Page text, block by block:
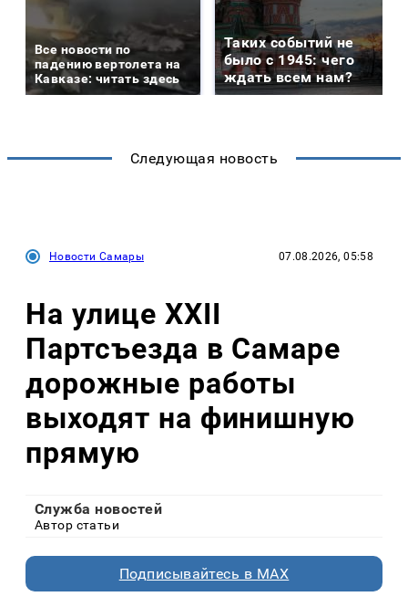
Все новости по
падению вертолета на
Кавказе: читать здесь
Таких событий не
было с 1945: чего
ждать всем нам?
Следующая новость
Новости Самары 07.08.2026, 05:58
На улице XXII
Партсъезда в Самаре
дорожные работы
выходят на финишную
прямую
Служба новостей
Автор статьи
Подписывайтесь в MAX